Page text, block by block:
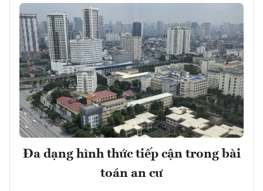
Đa dạng hình thức tiếp cận trong bài
toán an cư